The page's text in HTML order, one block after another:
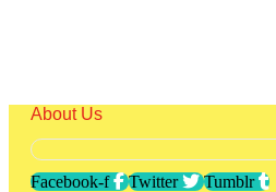
About Us
Facebook-f Twitter
Tumblr